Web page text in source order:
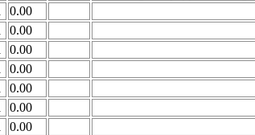
0.00
0.00
0.00
0.00
0.00
0.00
0.00